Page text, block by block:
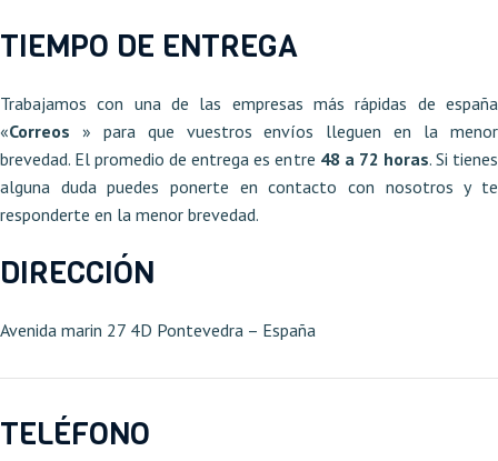
TIEMPO DE ENTREGA
Trabajamos con una de las empresas más rápidas de españa
«Correos » para que vuestros envíos lleguen en la menor
brevedad. El promedio de entrega es entre 48 a 72 horas. Si tienes
alguna duda puedes ponerte en contacto con nosotros y te
responderte en la menor brevedad.
DIRECCIÓN
Avenida marin 27 4D Pontevedra – España​
TELÉFONO